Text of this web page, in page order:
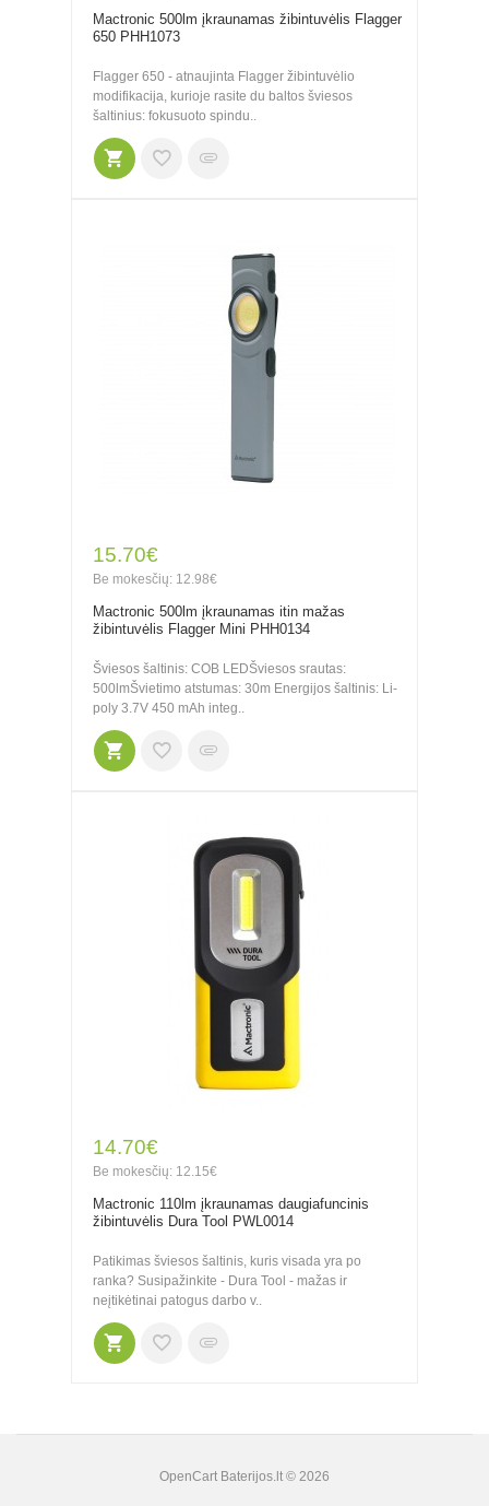
Mactronic 500lm įkraunamas žibintuvėlis Flagger
650 PHH1073
Flagger 650 - atnaujinta Flagger žibintuvėlio
modifikacija, kurioje rasite du baltos šviesos
šaltinius: fokusuoto spindu..
15.70€
Be mokesčių: 12.98€
Mactronic 500lm įkraunamas itin mažas
žibintuvėlis Flagger Mini PHH0134
Šviesos šaltinis: COB LEDŠviesos srautas:
500lmŠvietimo atstumas: 30m Energijos šaltinis: Li-
poly 3.7V 450 mAh integ..
14.70€
Be mokesčių: 12.15€
Mactronic 110lm įkraunamas daugiafuncinis
žibintuvėlis Dura Tool PWL0014
Patikimas šviesos šaltinis, kuris visada yra po
ranka? Susipažinkite - Dura Tool - mažas ir
neįtikėtinai patogus darbo v..
OpenCart Baterijos.lt © 2026